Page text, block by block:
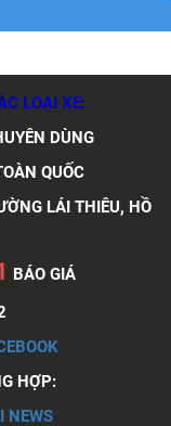
LOẠI XE:
DÙNG
QUỐC
LÁI THIÊU, HỒ
BÁO GIÁ
HỢP:
NEWS